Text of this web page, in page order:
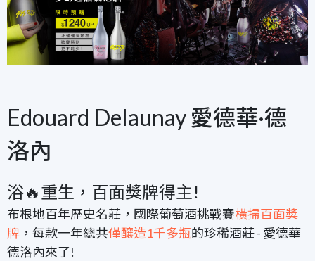
Edouard Delaunay 愛德華·德
洛內
浴🔥重生，百面獎牌得主!
布根地百年歷史名莊，國際葡萄酒挑戰賽橫掃百面獎
牌 ，每款一年總共僅釀造1千多瓶的珍稀酒莊 - 愛德華
德洛內來了!